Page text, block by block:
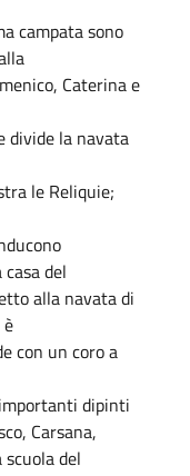
campata sono
Caterina e
divide la navata
le Reliquie;
del
alla navata di
con un coro a
dipinti
Carsana,
del